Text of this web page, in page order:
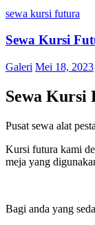
sewa kursi futura
Sewa Kursi
Galeri Mei 18, 2023
Sewa Kursi
Pusat sewa alat
Kursi futura kami
meja yang
Bagi anda yang